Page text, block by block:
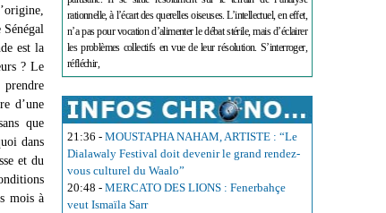
est la
? Le
prendre
d’une
que
dans
et du
mois à
rationnelle, à l’écart des querelles oiseuses. L’intellectuel, en effet,
n’a pas pour vocation d’alimenter le débat stérile, mais d’éclairer
les problèmes collectifs en vue de leur résolution. S’interroger,
réfléchir,
21:36 - MOUSTAPHA NAHAM, ARTISTE : “Le
Dialawaly Festival doit devenir le grand rendez-
vous culturel du Waalo”
20:48 - MERCATO DES LIONS : Fenerbahçe
veut Ismaïla Sarr